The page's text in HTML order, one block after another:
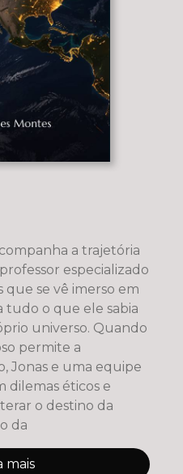
a trajetória
especializado
que se vê imerso em
tudo o que ele sabia
universo. Quando
permite a
Jonas e uma equipe
dilemas éticos e
o destino da
da
mais